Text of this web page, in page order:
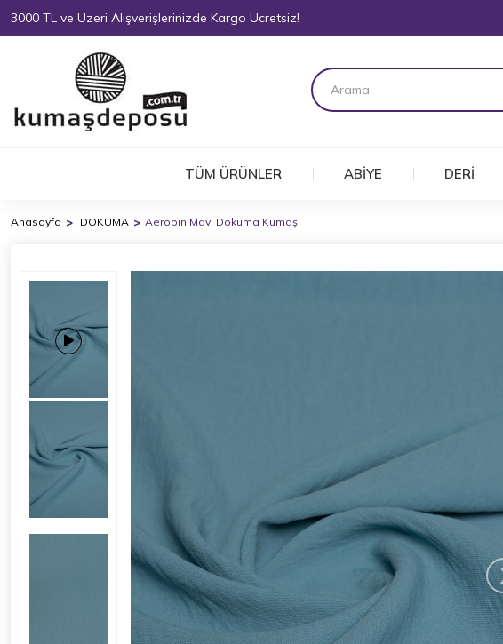
3000 TL ve Üzeri Alışverişlerinizde Kargo Ücretsiz!
TÜM ÜRÜNLER ABİYE DERİ
Anasayfa DOKUMA Aerobin Mavi Dokuma Kumaş